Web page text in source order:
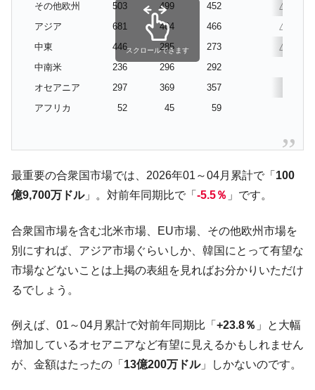
その他欧州
503 499 452
△10.1
アジア
681 404 466
△31.7
中東
446 285 273
△38.7
中南米
236 296 292
オセアニア
297 369 357
アフリカ
52 45 59
スクロールできます
最重要の合衆国市場では、2026年01～04月累計で「 100
億9,700万ドル」。対前年同期比で「 -5.5％ 」です。
合衆国市場を含む北米市場、EU市場、その他欧州市場を
別にすれば、アジア市場ぐらいしか、韓国にとって有望な
市場などないことは上掲の表組を見ればお分かりいただけ
るでしょう。
例えば、01～04月累計で対前年同期比「 +23.8％ 」と大幅
増加しているオセアニアなど有望に見えるかもしれません
が、金額はたったの「 13億200万ドル」しかないのです。